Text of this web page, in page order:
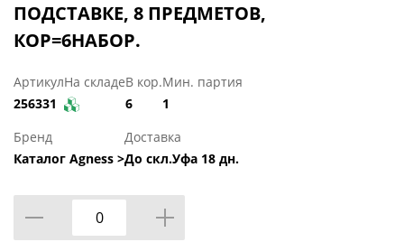
ПОДСТАВКЕ, 8 ПРЕДМЕТОВ,
КОР=6НАБОР.
Артикул
256331
На складеВ кор.
6
Мин. партия
1
Бренд
Каталог Agness >
Доставка
До скл.Уфа 18 дн.